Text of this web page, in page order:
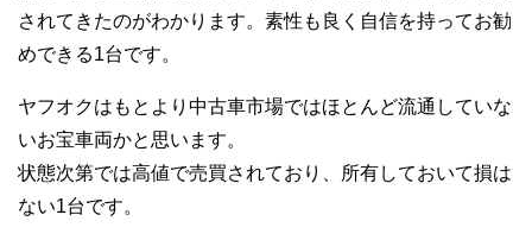
されてきたのがわかります。素性も良く自信を持ってお勧
めできる1台です。
ヤフオクはもとより中古車市場ではほとんど流通していな
いお宝車両かと思います。
状態次第では高値で売買されており、所有しておいて損は
ない1台です。